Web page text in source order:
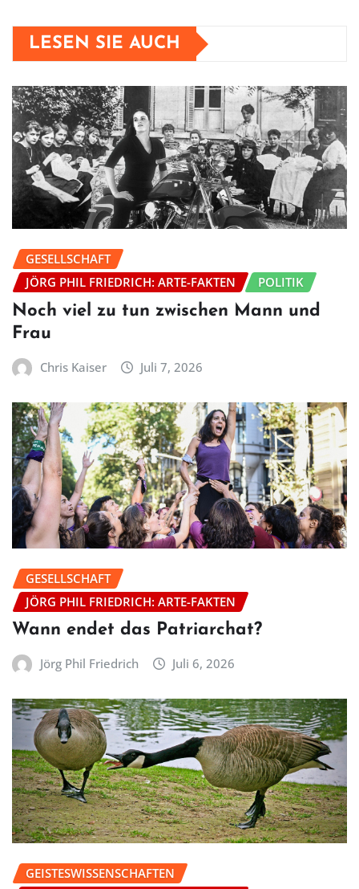
LESEN SIE AUCH
GESELLSCHAFT
JÖRG PHIL FRIEDRICH: ARTE-FAKTEN
POLITIK
Noch viel zu tun zwischen Mann und
Frau
Chris Kaiser Juli 7, 2026
GESELLSCHAFT
JÖRG PHIL FRIEDRICH: ARTE-FAKTEN
Wann endet das Patriarchat?
Jörg Phil Friedrich Juli 6, 2026
GEISTESWISSENSCHAFTEN